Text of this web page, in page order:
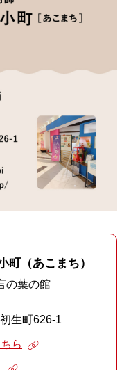
（あこまち）
の葉の館
生町626-1
ら